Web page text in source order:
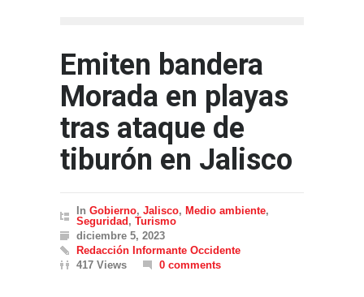
Emiten bandera
Morada en playas
tras ataque de
tiburón en Jalisco
In Gobierno, Jalisco, Medio ambiente,
Seguridad , Turismo
diciembre 5, 2023
Redacción Informante Occidente
417 Views
0 comments